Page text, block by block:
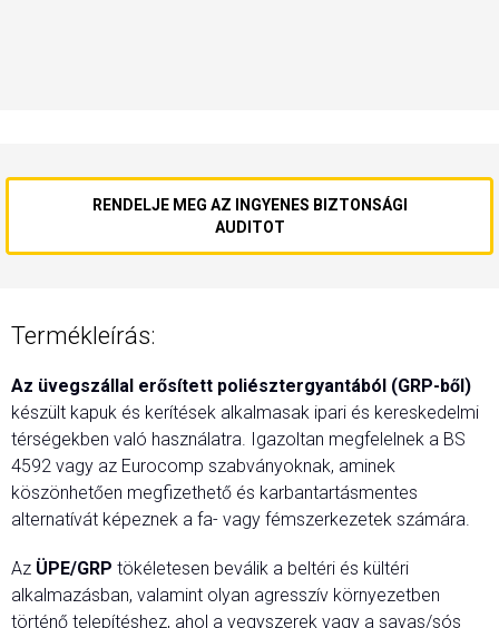
RENDELJE MEG AZ INGYENES BIZTONSÁGI
AUDITOT
Termékleírás:
Az üvegszállal erősített poliésztergyantából (GRP-ből)
készült kapuk és kerítések alkalmasak ipari és kereskedelmi
térségekben való használatra. Igazoltan megfelelnek a BS
4592 vagy az Eurocomp szabványoknak, aminek
köszönhetően megfizethető és karbantartásmentes
alternatívát képeznek a fa- vagy fémszerkezetek számára.
Az ÜPE/GRP tökéletesen beválik a beltéri és kültéri
alkalmazásban, valamint olyan agresszív környezetben
történő telepítéshez, ahol a vegyszerek vagy a savas/sós